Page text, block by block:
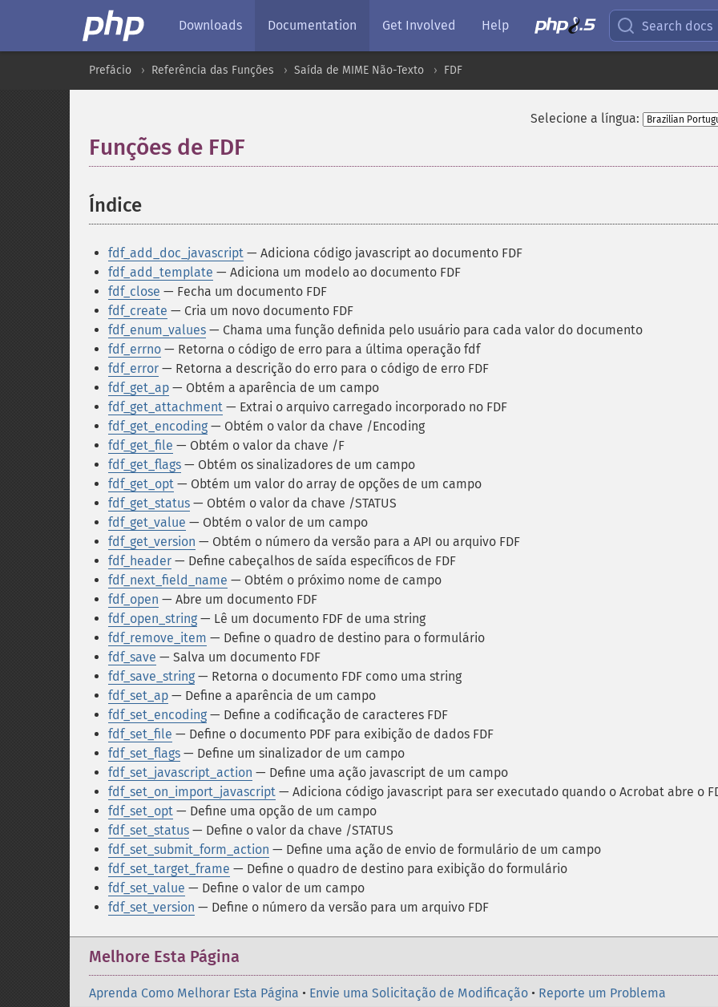
Downloads Documentation Get Involved Help Search docs
Prefácio Referência das Funções Saída de MIME Não-Texto FDF
Selecione a língua:
Funções de FDF
Índice
fdf_add_doc_javascript — Adiciona código javascript ao documento FDF
fdf_add_template — Adiciona um modelo ao documento FDF
fdf_close — Fecha um documento FDF
fdf_create — Cria um novo documento FDF
fdf_enum_values — Chama uma função definida pelo usuário para cada valor do documento
fdf_errno — Retorna o código de erro para a última operação fdf
fdf_error — Retorna a descrição do erro para o código de erro FDF
fdf_get_ap — Obtém a aparência de um campo
fdf_get_attachment — Extrai o arquivo carregado incorporado no FDF
fdf_get_encoding — Obtém o valor da chave /Encoding
fdf_get_file — Obtém o valor da chave /F
fdf_get_flags — Obtém os sinalizadores de um campo
fdf_get_opt — Obtém um valor do array de opções de um campo
fdf_get_status — Obtém o valor da chave /STATUS
fdf_get_value — Obtém o valor de um campo
fdf_get_version — Obtém o número da versão para a API ou arquivo FDF
fdf_header — Define cabeçalhos de saída específicos de FDF
fdf_next_field_name — Obtém o próximo nome de campo
fdf_open — Abre um documento FDF
fdf_open_string — Lê um documento FDF de uma string
fdf_remove_item — Define o quadro de destino para o formulário
fdf_save — Salva um documento FDF
fdf_save_string — Retorna o documento FDF como uma string
fdf_set_ap — Define a aparência de um campo
fdf_set_encoding — Define a codificação de caracteres FDF
fdf_set_file — Define o documento PDF para exibição de dados FDF
fdf_set_flags — Define um sinalizador de um campo
fdf_set_javascript_action — Define uma ação javascript de um campo
fdf_set_on_import_javascript — Adiciona código javascript para ser executado quando o Acrobat abre o
fdf_set_opt — Define uma opção de um campo
fdf_set_status — Define o valor da chave /STATUS
fdf_set_submit_form_action — Define uma ação de envio de formulário de um campo
fdf_set_target_frame — Define o quadro de destino para exibição do formulário
fdf_set_value — Define o valor de um campo
fdf_set_version — Define o número da versão para um arquivo FDF
Melhore Esta Página
Aprenda Como Melhorar Esta Página • Envie uma Solicitação de Modificação • Reporte um Problema